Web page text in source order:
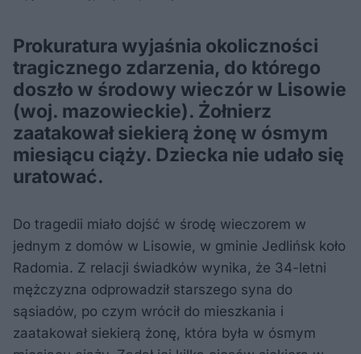
Prokuratura wyjaśnia okoliczności
tragicznego zdarzenia, do którego
doszło w środowy wieczór w Lisowie
(woj. mazowieckie). Żołnierz
zaatakował siekierą żonę w ósmym
miesiącu ciąży. Dziecka nie udało się
uratować.
Do tragedii miało dojść w środę wieczorem w
jednym z domów w Lisowie, w gminie Jedlińsk koło
Radomia. Z relacji świadków wynika, że 34-letni
mężczyzna odprowadził starszego syna do
sąsiadów, po czym wrócił do mieszkania i
zaatakował siekierą żonę, która była w ósmym